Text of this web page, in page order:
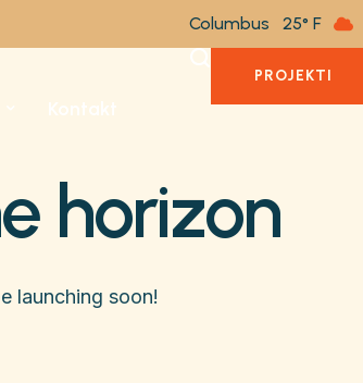
Columbus 25
Kontakt
PROJEKTI
horizon
launching soon!